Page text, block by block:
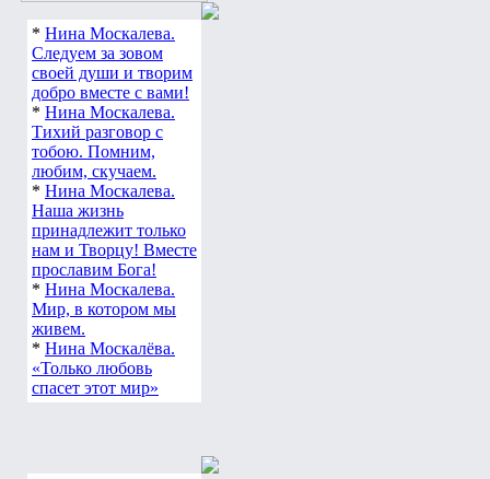
* Нина Москалева.
Следуем за зовом
своей души и творим
добро вместе с вами!
* Нина Москалева.
Тихий разговор с
тобою. Помним,
любим, скучаем.
* Нина Москалева.
Наша жизнь
принадлежит только
нам и Творцу! Вместе
прославим Бога!
* Нина Москалева.
Мир, в котором мы
живем.
* Нина Москалёва.
«Только любовь
спасет этот мир»